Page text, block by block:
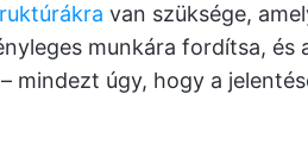
van szüksége,
munkára fordítsa, és
mindezt úgy, hogy a